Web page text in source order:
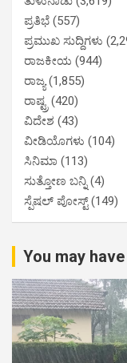
ಪ್ರತಿಭೆ (557)
ಪ್ರಮುಖ ಸುದ್ದಿಗಳು
ರಾಜಕೀಯ (944)
ರಾಜ್ಯ(1,855)
ರಾಷ್ಟ್ರ (420)
ವಿದೇಶ (43)
ವೀಡಿಯೊಗಳು (104)
ಸಿನಿಮಾ (113)
ಸುತ್ತೋಣ ಬನ್ನಿ(4)
ಸ್ಪೆಷಲ್ ಪೋಸ್ಟ್(149)
You may